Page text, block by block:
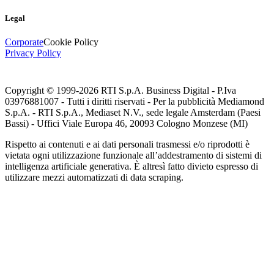
Legal
CorporateCookie Policy
Privacy Policy
Copyright © 1999-2026 RTI S.p.A. Business Digital - P.Iva
03976881007 - Tutti i diritti riservati - Per la pubblicità Mediamond
S.p.A. - RTI S.p.A., Mediaset N.V., sede legale Amsterdam (Paesi
Bassi) - Uffici Viale Europa 46, 20093 Cologno Monzese (MI)
Rispetto ai contenuti e ai dati personali trasmessi e/o riprodotti è
vietata ogni utilizzazione funzionale all’addestramento di sistemi di
intelligenza artificiale generativa. È altresì fatto divieto espresso di
utilizzare mezzi automatizzati di data scraping.